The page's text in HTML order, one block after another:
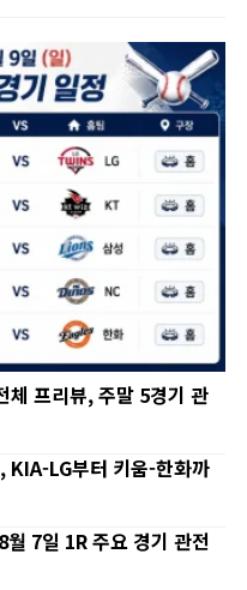
체 프리뷰, 주말 5경기 관
KIA-LG부터 키움-한화까
7일 1R 주요 경기 관전